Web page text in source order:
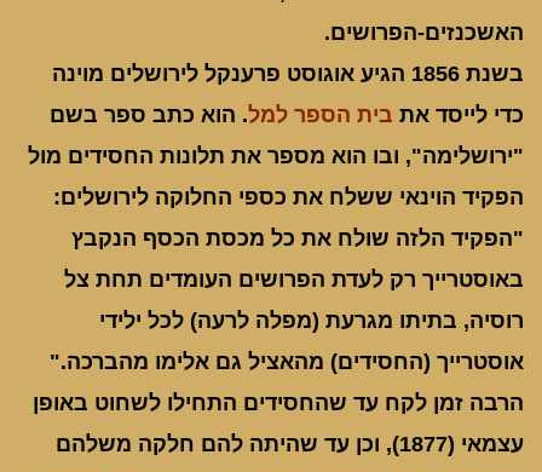
האשכנזים-הפרושים.
בשנת 1856 הגיע אוגוסט פרענקל לירושלים מוינה
כדי לייסד את בית הספר למל. הוא כתב ספר בשם
"ירושלימה", ובו הוא מספר את תלונות החסידים מול
הפקיד הוינאי ששלח את כספי החלוקה לירושלים:
"הפקיד הלזה שולח את כל מכסת הכסף הנקבץ
באוסטרייך רק לעדת הפרושים העומדים תחת צל
רוסיה, בתיתו מגרעת (מפלה לרעה) לכל ילידי
אוסטרייך (החסידים) מהאציל גם אלימו מהברכה."
הרבה זמן לקח עד שהחסידים התחילו לשחוט באופן
עצמאי (1877), וכן עד שהיתה להם חלקה משלהם